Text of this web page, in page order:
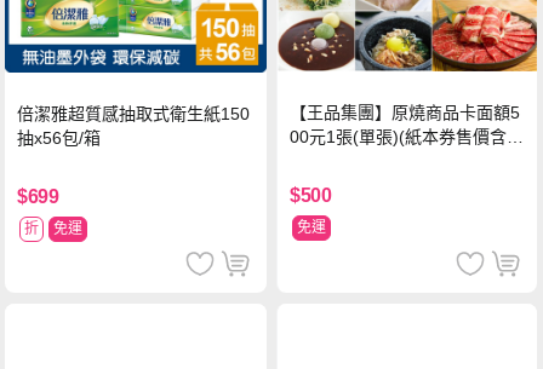
倍潔雅超質感抽取式衛生紙150
抽x56包/箱
$699
折 免運
【王品集團】原燒商品卡面額5
00元1張(單張)(紙本券售價含平
$500
免運